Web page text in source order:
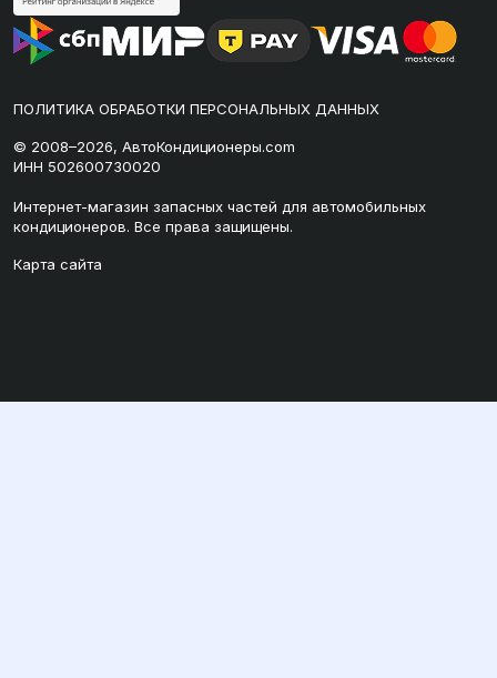
ПОЛИТИКА ОБРАБОТКИ ПЕРСОНАЛЬНЫХ ДАННЫХ
© 2008–2026, АвтоКондиционеры.com
ИНН 502600730020
Интернет-магазин запасных частей для автомобильных
кондиционеров. Все права защищены.
Карта сайта